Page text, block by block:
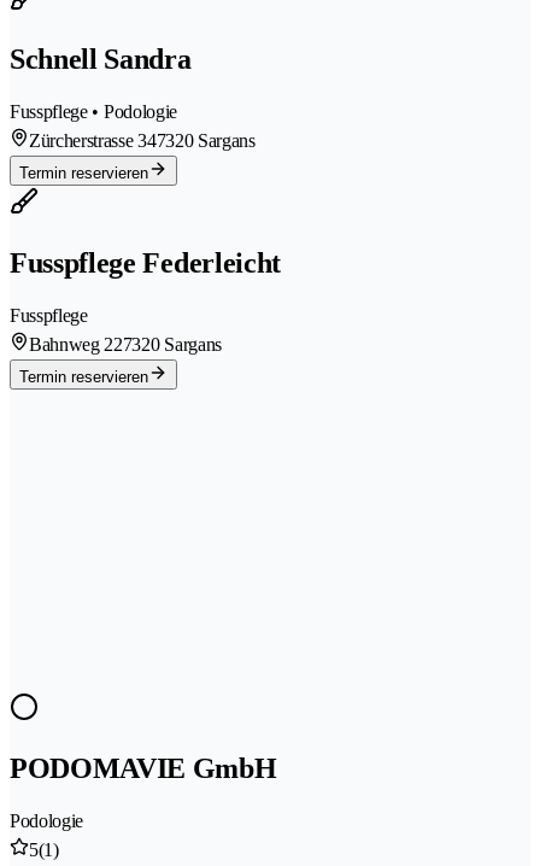
Schnell Sandra
Fusspflege • Podologie
Zürcherstrasse 347320 Sargans
Termin reservieren
Fusspflege Federleicht
Fusspflege
Bahnweg 227320 Sargans
Termin reservieren
PODOMAVIE GmbH
Podologie
5(1)